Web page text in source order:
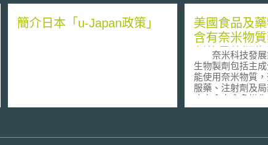
簡介日本「u-Japan政策」
美國食品及
含有奈米物
劑的最終版
奈米科技發展
生物製劑包括主
能使用奈米物質
服藥、注射劑及
症亦愈來愈多樣
請送審的件數增